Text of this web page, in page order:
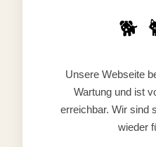
🐕
Unsere Webseite
Wartung und ist
erreichbar. Wir sind
wieder